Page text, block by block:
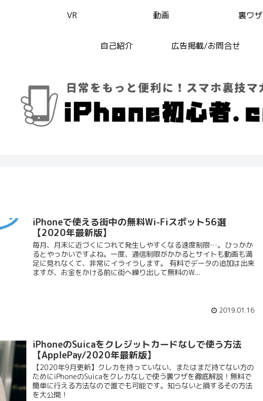
VR 動画 裏ワザ
自己紹介 広告掲載/お問合せ
iPhoneで使える街中の無料Wi-Fiスポット56選
【2020年最新版】
毎月、月末に近づくにつれて発生しやすくなる速度制限…。ひっかか
るとやっかいですよね。一度、通信制限がかかるとサイトも動画も満
足に見れなくて、非常にイライラします。 有料でデータの追加は出来
ますが、お金をかける前に街へ繰り出して無料のW...
2019.01.16
iPhoneのSuicaをクレジットカードなしで使う方法
【ApplePay/2020年最新版】
【2020年9月更新】クレカを持っていない、またはまだ持てない方の
ためにiPhoneのSuicaをクレカなしで使う裏ワザを徹底解説！無料で
簡単に行える方法なので誰でも可能です。知らないと損するその方法
を大公開！